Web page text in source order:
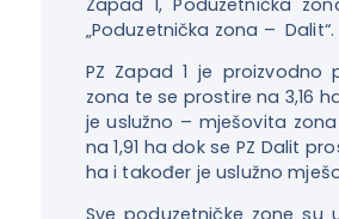
„Poduzetnička zona – Dalit“.
PZ Zapad 1 je proizvodno
zona te se prostire na 3,16
je uslužno – mješovita
na 1,91 ha dok se PZ Dalit
ha i također je uslužno